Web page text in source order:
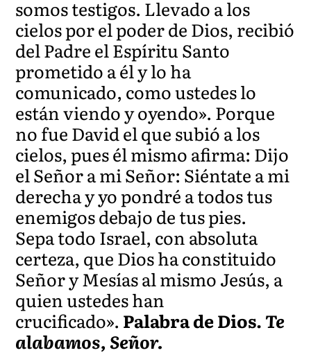
somos testigos. Llevado a los
cielos por el poder de Dios, recibió
del Padre el Espíritu Santo
prometido a él y lo ha
comunicado, como ustedes lo
están viendo y oyendo». Porque
no fue David el que subió a los
cielos, pues él mismo afirma: Dijo
el Señor a mi Señor: Siéntate a mi
derecha y yo pondré a todos tus
enemigos debajo de tus pies.
Sepa todo Israel, con absoluta
certeza, que Dios ha constituido
Señor y Mesías al mismo Jesús, a
quien ustedes han
crucificado». Palabra de Dios.Te
alabamos, Señor.